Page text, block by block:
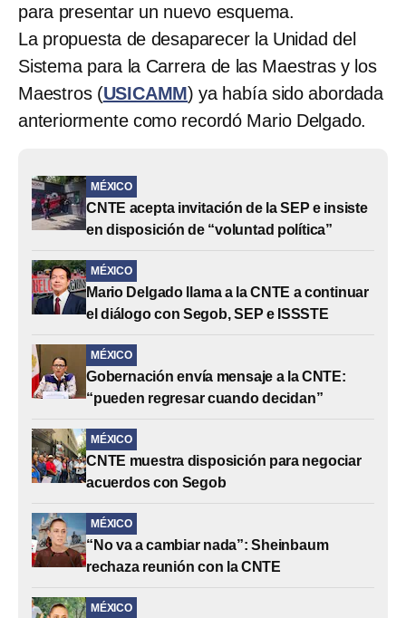
para presentar un nuevo esquema.
La propuesta de desaparecer la Unidad del
Sistema para la Carrera de las Maestras y los
Maestros (USICAMM) ya había sido abordada
anteriormente como recordó Mario Delgado.
MÉXICO
CNTE acepta invitación de la SEP e insiste
en disposición de “voluntad política”
MÉXICO
Mario Delgado llama a la CNTE a continuar
el diálogo con Segob, SEP e ISSSTE
MÉXICO
Gobernación envía mensaje a la CNTE:
“pueden regresar cuando decidan”
MÉXICO
CNTE muestra disposición para negociar
acuerdos con Segob
MÉXICO
“No va a cambiar nada”: Sheinbaum
rechaza reunión con la CNTE
MÉXICO